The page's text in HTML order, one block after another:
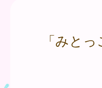
「みと